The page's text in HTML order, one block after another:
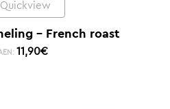
Quickview
– French roast
11,90€